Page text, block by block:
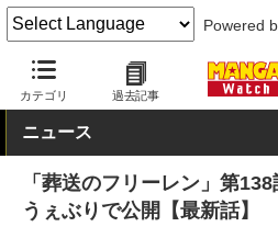
Powered
カテゴリ 過去記事
MANGA Watch 少年 葬送のフリー
ニュース
「葬送のフリーレン」第
うぇぶりで公開【最新話】